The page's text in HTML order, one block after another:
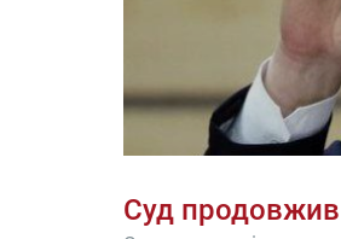
Суд